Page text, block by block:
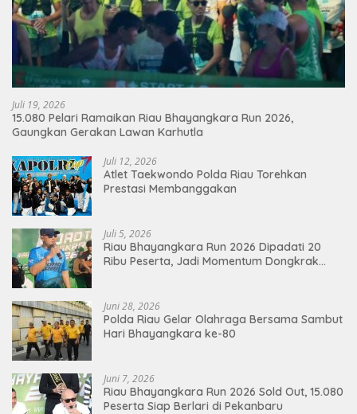
Juli 19, 2026
15.080 Pelari Ramaikan Riau Bhayangkara Run 2026,
Gaungkan Gerakan Lawan Karhutla
Juli 12, 2026
Atlet Taekwondo Polda Riau Torehkan
Prestasi Membanggakan
Juli 5, 2026
Riau Bhayangkara Run 2026 Dipadati 20
Ribu Peserta, Jadi Momentum Dongkrak
Juni 28, 2026
Polda Riau Gelar Olahraga Bersama Sambut
Hari Bhayangkara ke-80
Juni 7, 2026
Riau Bhayangkara Run 2026 Sold Out, 15.080
Peserta Siap Berlari di Pekanbaru